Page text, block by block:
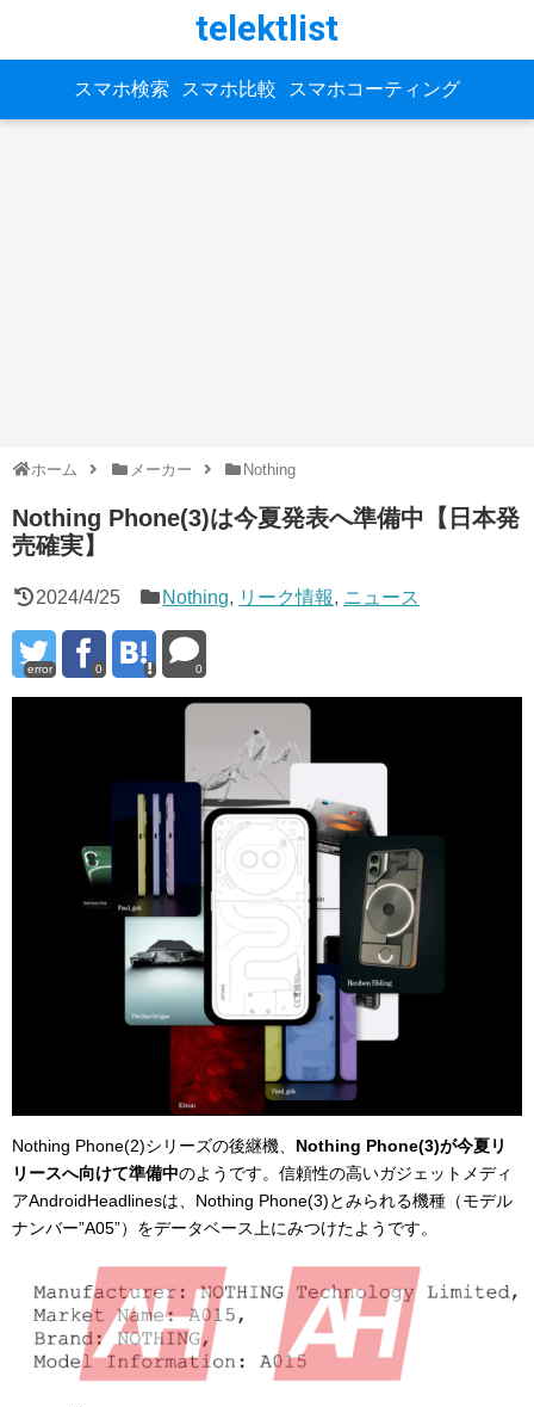
telektlist
スマホ検索 スマホ比較 スマホコーティング
ホーム メーカー Nothing
Nothing Phone(3)は今夏発表へ準備中【日本発
売確実】
2024/4/25 Nothing, リーク情報, ニュース
error 0 0
Nothing Phone(2)シリーズの後継機、 Nothing Phone(3)が今夏リ
リースへ向けて準備中のようです。信頼性の高いガジェットメディ
アAndroidHeadlinesは、Nothing Phone(3)とみられる機種（モデル
ナンバー”A05”）をデータベース上にみつけたようです。